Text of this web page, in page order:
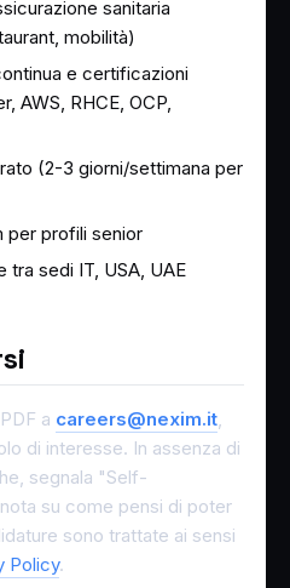
sanitaria
mobilità)
e certificazioni
AWS, RHCE, OCP,
(2-3 giorni/settimana per
per profili senior
tra sedi IT, USA, UAE
a careers@nexim.it
di interesse. In assenza di
segnala "Self-
su come pensi di poter
sono trattate ai sensi
Policy.